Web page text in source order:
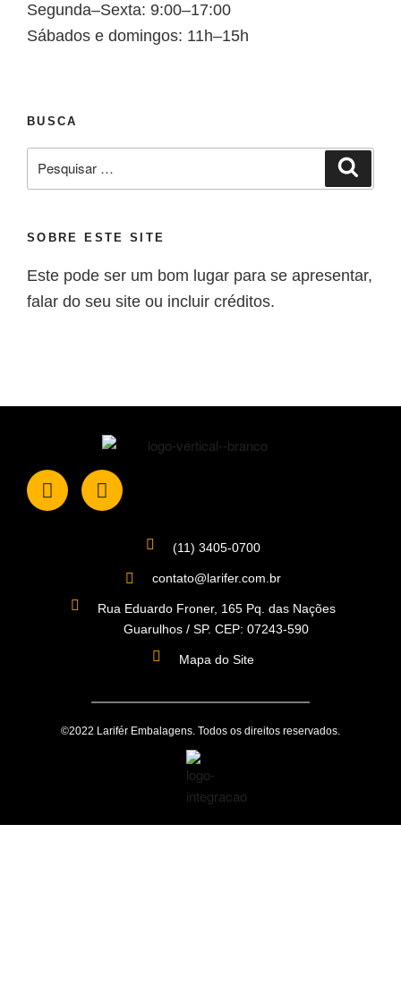
Segunda–Sexta: 9:00–17:00
Sábados e domingos: 11h–15h
BUSCA
SOBRE ESTE SITE
Este pode ser um bom lugar para se apresentar,
falar do seu site ou incluir créditos.
(11) 3405-0700
contato@larifer.com.br
Rua Eduardo Froner, 165 Pq. das Nações
Guarulhos / SP. CEP: 07243-590
Mapa do Site
©2022 Larifér Embalagens. Todos os direitos reservados.